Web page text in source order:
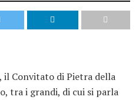
Convitato di Pietra della
tra i grandi, di cui si parla